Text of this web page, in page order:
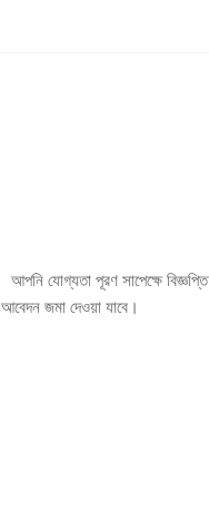
যোগ্যতা পূরণ সাপেক্ষে বিজ্ঞপ্তি
জমা দেওয়া যাবে।